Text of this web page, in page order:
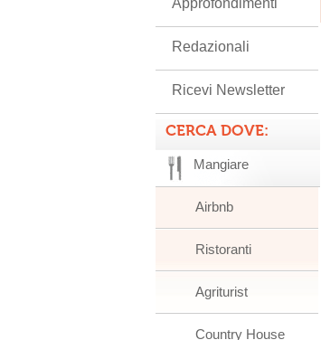
Approfondimenti
Redazionali
Ricevi Newsletter
CERCA DOVE:
Mangiare
Airbnb
Ristoranti
Agriturist
Country House